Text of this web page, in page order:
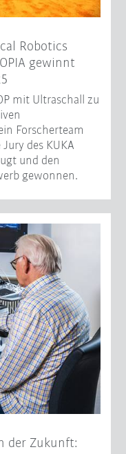
Robotics
gewinnt
mit Ultraschall zu
Forscherteam
des KUKA
und den
gewonnen.
der Zukunft: